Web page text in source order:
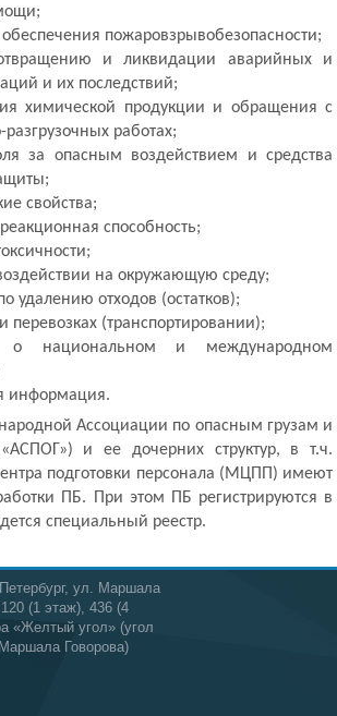
пожаровзрывобезопасности;
и ликвидации аварийных и
и их последствий;
химической продукции и обращения с
работах;
за опасным воздействием и средства
свойства;
способность;
на окружающую среду;
удалению отходов (остатков);
(транспортировании);
о национальном и международном
информация.
Ассоциации по опасным грузам и
и ее дочерних структур, в т.ч.
подготовки персонала (МЦПП) имеют
ПБ. При этом ПБ регистрируются в
специальный реестр.
ул. Маршала
(1 этаж), 436 (4
«Желтый угол» (угол
Говорова)